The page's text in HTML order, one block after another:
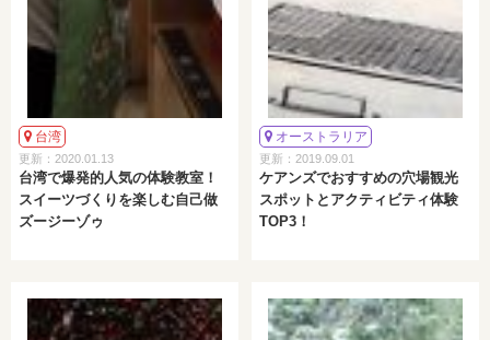
台湾
更新：2020.01.13
台湾で爆発的人気の体験教室！
スイーツづくりを楽しむ自己做
ズージーゾゥ
オーストラリア
更新：2019.09.01
ケアンズでおすすめの穴場観光
スポットとアクティビティ体験
TOP3！